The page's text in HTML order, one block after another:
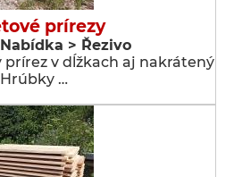
prírezy
> Řezivo
v dĺžkach aj nakrátený
Hrúbky …